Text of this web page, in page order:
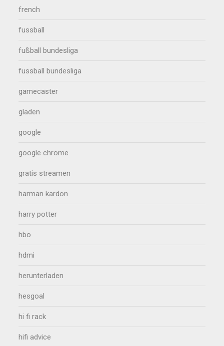
french
fussball
fußball bundesliga
fussball bundesliga
gamecaster
gladen
google
google chrome
gratis streamen
harman kardon
harry potter
hbo
hdmi
herunterladen
hesgoal
hi fi rack
hifi advice